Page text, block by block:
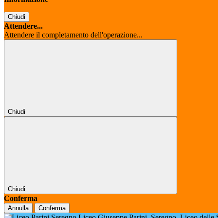
Chiudi
Attendere...
Attendere il completamento dell'operazione...
Chiudi
Chiudi
Conferma
Annulla Conferma